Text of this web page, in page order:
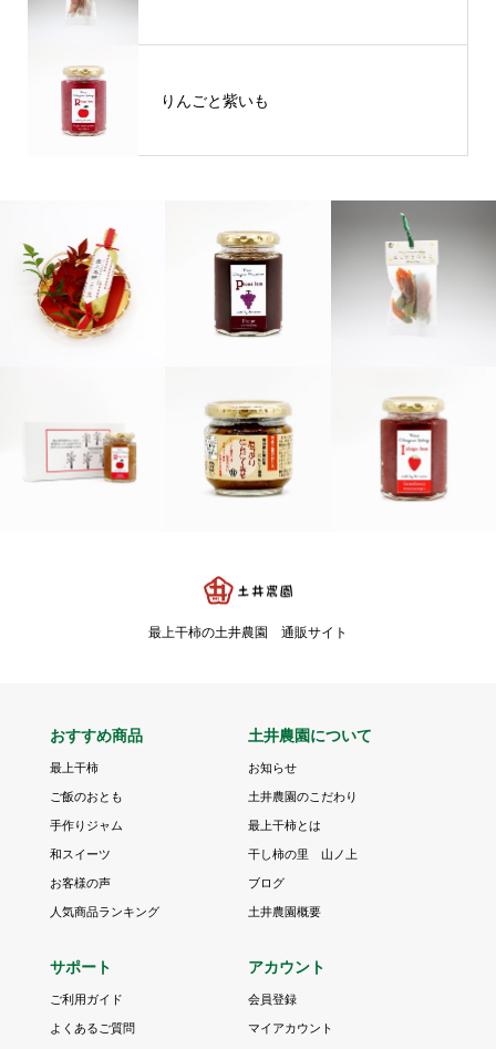
りんごと紫いも
最上干柿の土井農園 通販サイト
おすすめ商品
最上干柿
ご飯のおとも
手作りジャム
和スイーツ
お客様の声
人気商品ランキング
土井農園について
お知らせ
土井農園のこだわり
最上干柿とは
干し柿の里 山ノ上
ブログ
土井農園概要
サポート
ご利用ガイド
よくあるご質問
アカウント
会員登録
マイアカウント